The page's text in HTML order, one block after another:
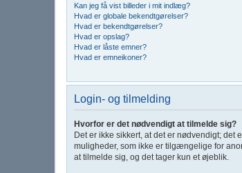
Kan jeg få vist billeder i mit indlæg?
Hvad er globale bekendtgørelser?
Hvad er bekendtgørelser?
Hvad er opslag?
Hvad er låste emner?
Hvad er emneikoner?
Login- og tilmelding
Hvorfor er det nødvendigt at tilmelde sig?
Det er ikke sikkert, at det er nødvendigt;
muligheder, som ikke er tilgængelige for
at tilmelde sig, og det tager kun et øjeblik.